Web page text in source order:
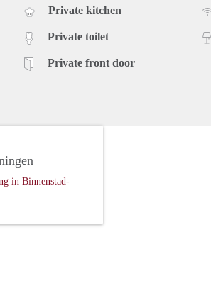
Private kitchen
Private toilet
Private front door
in Binnenstad-